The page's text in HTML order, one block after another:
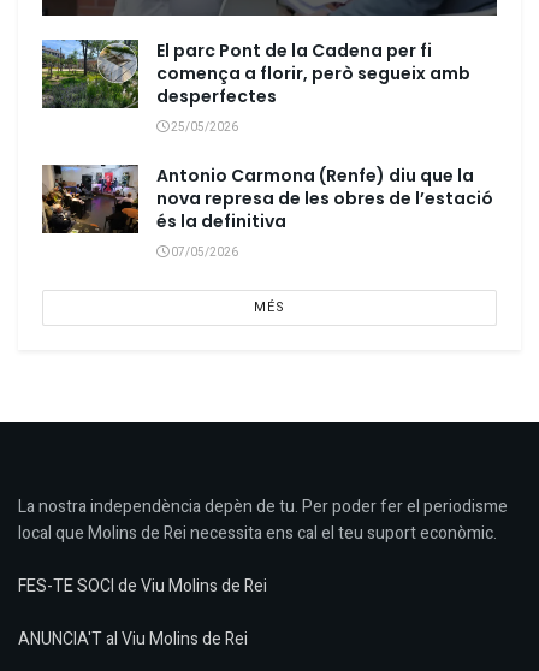
El parc Pont de la Cadena per fi
comença a florir, però segueix amb
desperfectes
25/05/2026
Antonio Carmona (Renfe) diu que la
nova represa de les obres de l’estació
és la definitiva
07/05/2026
MÉS
La nostra independència depèn de tu. Per poder fer el periodisme
local que Molins de Rei necessita ens cal el teu suport econòmic.
FES-TE SOCI de Viu Molins de Rei
ANUNCIA'T al Viu Molins de Rei